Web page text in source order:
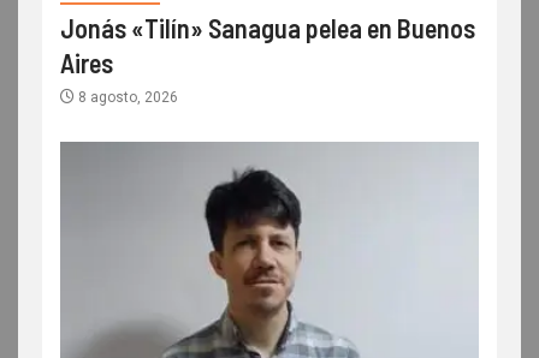
Jonás «Tilín» Sanagua pelea en Buenos
Aires
8 agosto, 2026